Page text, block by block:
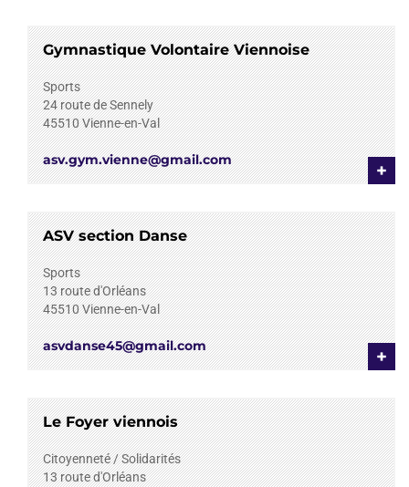
Gymnastique Volontaire Viennoise
Sports
24 route de Sennely
45510Vienne-en-Val
asv.gym.vienne@gmail.com +
ASV section Danse
Sports
13 route d'Orléans
45510Vienne-en-Val
asvdanse45@gmail.com +
Le Foyer viennois
Citoyenneté / Solidarités
13 route d'Orléans